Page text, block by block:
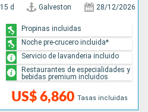
15 d Galveston 28/12/2026
US$ 6,860 Tasas incluidas
Propinas incluidas
Noche pre-crucero incluida*
Servicio de lavanderia incluido
Restaurantes de especialidades y
bebidas premium incluidos